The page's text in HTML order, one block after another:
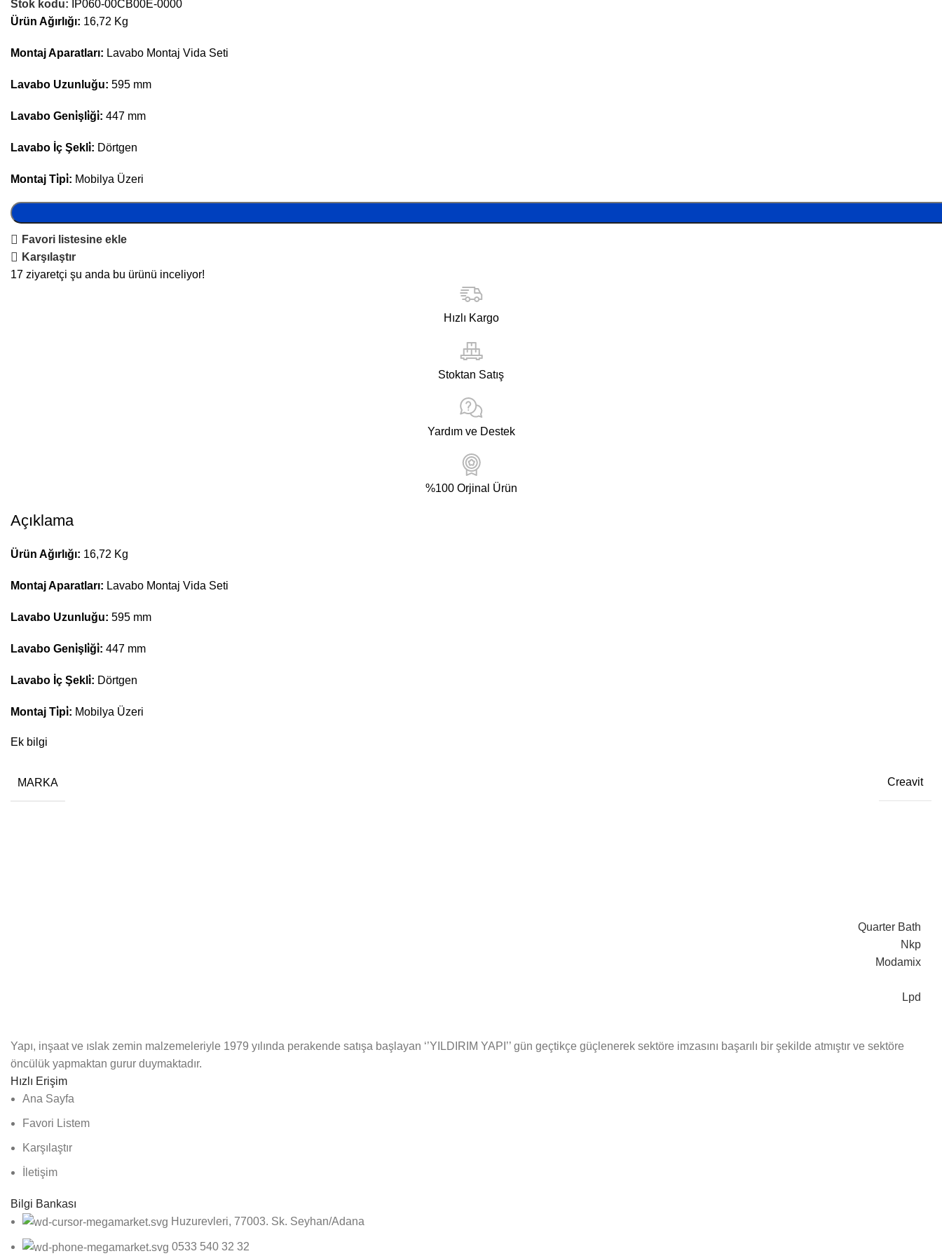
Stok kodu:
IP060-00CB00E-0000
Ürün Ağırlığı: 16,72 Kg
Montaj Aparatları: Lavabo Montaj Vida Seti
Lavabo Uzunluğu: 595 mm
Lavabo Geni̇şli̇ği̇: 447 mm
Lavabo İç Şekli̇: Dörtgen
Montaj Ti̇pi̇: Mobilya Üzeri
Favori listesine ekle
Karşılaştır
17 ziyaretçi şu anda bu ürünü inceliyor!
Hızlı Kargo
Stoktan Satış
Yardım ve Destek
%100 Orjinal Ürün
Açıklama
Ürün Ağırlığı: 16,72 Kg
Montaj Aparatları: Lavabo Montaj Vida Seti
Lavabo Uzunluğu: 595 mm
Lavabo Geni̇şli̇ği̇: 447 mm
Lavabo İç Şekli̇: Dörtgen
Montaj Ti̇pi̇: Mobilya Üzeri
Ek bilgi
MARKA Creavit
Quarter Bath
Nkp
Modamix
Lpd
Yapı, inşaat ve ıslak zemin malzemeleriyle 1979 yılında perakende satışa başlayan ‘’YILDIRIM YAPI’’ gün geçtikçe güçlenerek sektöre imzasını başarılı bir şekilde atmıştır ve sektöre
öncülük yapmaktan gurur duymaktadır.
Hızlı Erişim
Ana Sayfa
Favori Listem
Karşılaştır
İletişim
Bilgi Bankası
Huzurevleri, 77003. Sk. Seyhan/Adana
0533 540 32 32